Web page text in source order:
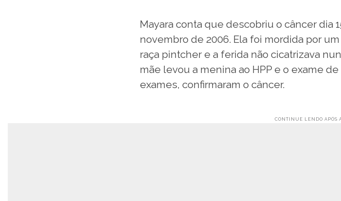
Mayara conta que descobriu o câncer dia
novembro de 2006. Ela foi mordida por
raça pintcher e a ferida não cicatrizava
mãe levou a menina ao HPP e o exame
exames, confirmaram o câncer.